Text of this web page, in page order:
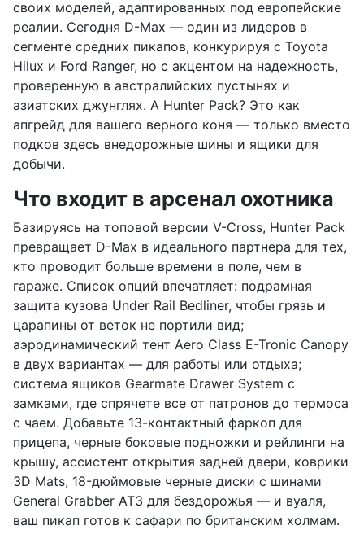
своих моделей, адаптированных под европейские
реалии. Сегодня D-Max — один из лидеров в
сегменте средних пикапов, конкурируя с Toyota
Hilux и Ford Ranger, но с акцентом на надежность,
проверенную в австралийских пустынях и
азиатских джунглях. А Hunter Pack? Это как
апгрейд для вашего верного коня — только вместо
подков здесь внедорожные шины и ящики для
добычи.
Что входит в арсенал охотника
Базируясь на топовой версии V-Cross, Hunter Pack
превращает D-Max в идеального партнера для тех,
кто проводит больше времени в поле, чем в
гараже. Список опций впечатляет: подрамная
защита кузова Under Rail Bedliner, чтобы грязь и
царапины от веток не портили вид;
аэродинамический тент Aero Class E-Tronic Canopy
в двух вариантах — для работы или отдыха;
система ящиков Gearmate Drawer System с
замками, где спрячете все от патронов до термоса
с чаем. Добавьте 13-контактный фаркоп для
прицепа, черные боковые подножки и рейлинги на
крышу, ассистент открытия задней двери, коврики
3D Mats, 18-дюймовые черные диски с шинами
General Grabber AT3 для бездорожья — и вуаля,
ваш пикап готов к сафари по британским холмам.